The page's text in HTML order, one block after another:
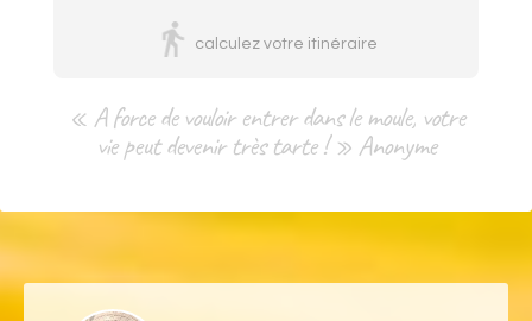
calculez votre itinéraire
« A force de vouloir entrer dans le moule, votre
vie peut devenir très tarte ! » Anonyme